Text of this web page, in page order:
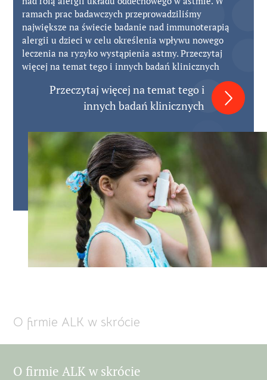
ramach prac badawczych przeprowadziliśmy
największe na świecie badanie nad immunoterapią
alergii u dzieci w celu określenia wpływu nowego
leczenia na ryzyko wystąpienia astmy. Przeczytaj
więcej na temat tego i innych badań klinicznych
Przeczytaj więcej na temat tego i
innych badań klinicznych
O firmie ALK w skrócie
O firmie ALK w skrócie